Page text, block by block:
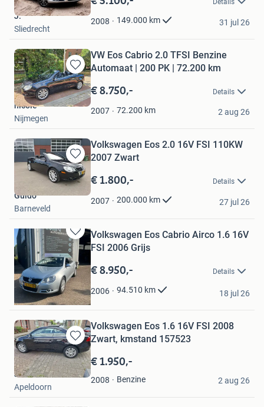
Mijn
Favorieten
2008 149.000 km
J.
Sliedrecht
31 jul 26
Bewaren
in
Mijn
Favorieten
VW Eos Cabrio 2.0 TFSI Benzine
Automaat | 200 PK | 72.200 km
€ 8.750,- Details
2007 72.200 km
nicole
Nijmegen
2 aug 26
Bewaren
in
Mijn
Favorieten
Volkswagen Eos 2.0 16V FSI 110KW
2007 Zwart
€ 1.800,- Details
2007 200.000 km
Guido
Barneveld
27 jul 26
Bewaren
in
Mijn
Favorieten
Volkswagen Eos Cabrio Airco 1.6 16V
FSI 2006 Grijs
€ 8.950,- Details
2006 94.510 km
MN Autoservice
Nuth
18 jul 26
Bewaren
in
Mijn
Favorieten
Volkswagen Eos 1.6 16V FSI 2008
Zwart, kmstand 157523
€ 1.950,-
2008 Benzine
Jantina Vd Geer
Apeldoorn
2 aug 26